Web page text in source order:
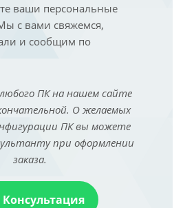
ваши персональные
с вами свяжемся,
и сообщим по
ПК на нашем сайте
О желаемых
ПК вы можете
при оформлении
заказа.
Консультация